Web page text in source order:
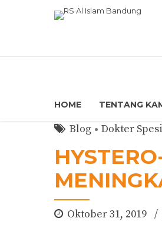
HOME TENTANG
Blog Dokter
Oktober 31, 2019